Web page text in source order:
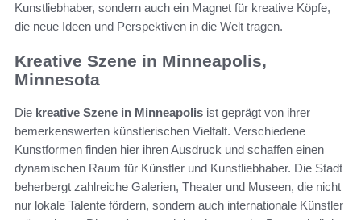
Kunstliebhaber, sondern auch ein Magnet für kreative Köpfe,
die neue Ideen und Perspektiven in die Welt tragen.
Kreative Szene in Minneapolis,
Minnesota
Die kreative Szene in Minneapolis ist geprägt von ihrer
bemerkenswerten künstlerischen Vielfalt. Verschiedene
Kunstformen finden hier ihren Ausdruck und schaffen einen
dynamischen Raum für Künstler und Kunstliebhaber. Die Stadt
beherbergt zahlreiche Galerien, Theater und Museen, die nicht
nur lokale Talente fördern, sondern auch internationale Künstler